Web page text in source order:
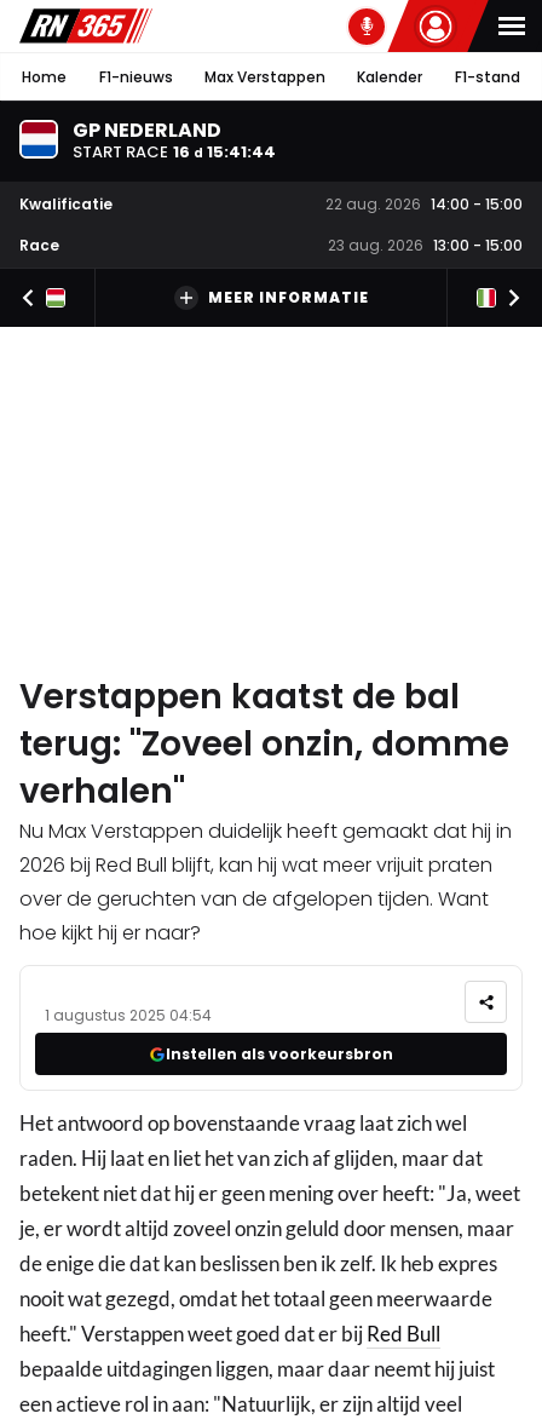
Home F1-nieuws Max Verstappen Kalender F1-stand
GP NEDERLAND
START RACE 16 d 15:41:43
Kwalificatie 22 aug. 2026 14:00 - 15:00
Race
23 aug. 2026 13:00 - 15:00
MEER INFORMATIE
Verstappen kaatst de bal
terug: "Zoveel onzin, domme
verhalen"
Nu Max Verstappen duidelijk heeft gemaakt dat hij in
2026 bij Red Bull blijft, kan hij wat meer vrijuit praten
over de geruchten van de afgelopen tijden. Want
hoe kijkt hij er naar?
1 augustus 2025 04:54
Instellen als voorkeursbron
Het antwoord op bovenstaande vraag laat zich wel
raden. Hij laat en liet het van zich af glijden, maar dat
betekent niet dat hij er geen mening over heeft: "Ja, weet
je, er wordt altijd zoveel onzin geluld door mensen, maar
de enige die dat kan beslissen ben ik zelf. Ik heb expres
nooit wat gezegd, omdat het totaal geen meerwaarde
heeft." Verstappen weet goed dat er bijRed Bull
bepaalde uitdagingen liggen, maar daar neemt hij juist
een actieve rol in aan: "Natuurlijk, er zijn altijd veel